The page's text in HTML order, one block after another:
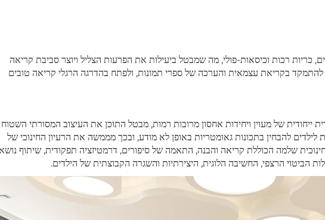
כריות רכות וכיסאות-פולי, מה שמבטל ביעילות את הפרעות הצליל ויוצר סביבת קריאה
להתמקד בקריאת עצמאית והערכה של ספרי תמונות, ולפתח בהדרגה הרגלי קריאה טובים
ייחודית של מעוין ויחידות אחסון מרובות רמות, מבטל התוכן את העיצוב המסורתי השטוח
להבחין בתכונות גאומטריות באופן לא מודע, ובכך מממשה את הרעיון החינוכי של
שלמה הכוללת קריאה והבנה, התאמה של סיפורים, דרמטיזציה תפקודית, שיתוף
הביטוי הרצפי, החשיבה הלוגית, היצירתיות והשגרה הקבוצתית של הילדים.